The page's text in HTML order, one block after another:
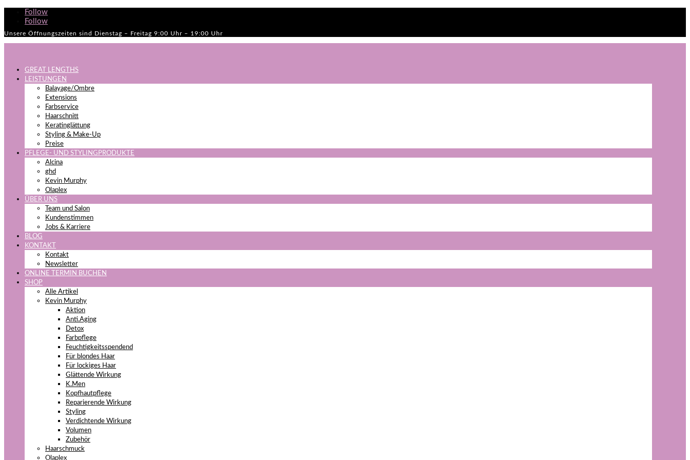
Follow
Follow
Unsere Öffnungszeiten sind Dienstag – Freitag 9:00 Uhr – 19:00 Uhr
GREAT LENGTHS
LEISTUNGEN
Balayage/Ombre
Extensions
Farbservice
Haarschnitt
Keratinglättung
Styling & Make-Up
Preise
PFLEGE- UND STYLINGPRODUKTE
Alcina
ghd
Kevin Murphy
Olaplex
ÜBER UNS
Team und Salon
Kundenstimmen
Jobs & Karriere
BLOG
KONTAKT
Kontakt
Newsletter
ONLINE TERMIN BUCHEN
SHOP
Alle Artikel
Kevin Murphy
Aktion
Anti.Aging
Detox
Farbpflege
Feuchtigkeitsspendend
Für blondes Haar
Für lockiges Haar
Glättende Wirkung
K.Men
Kopfhautpflege
Reparierende Wirkung
Styling
Verdichtende Wirkung
Volumen
Zubehör
Haarschmuck
Olaplex